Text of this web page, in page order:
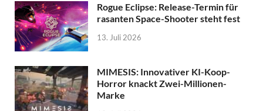
Rogue Eclipse: Release-Termin für
rasanten Space-Shooter steht fest
13. Juli 2026
MIMESIS: Innovativer KI-Koop-
Horror knackt Zwei-Millionen-
Marke